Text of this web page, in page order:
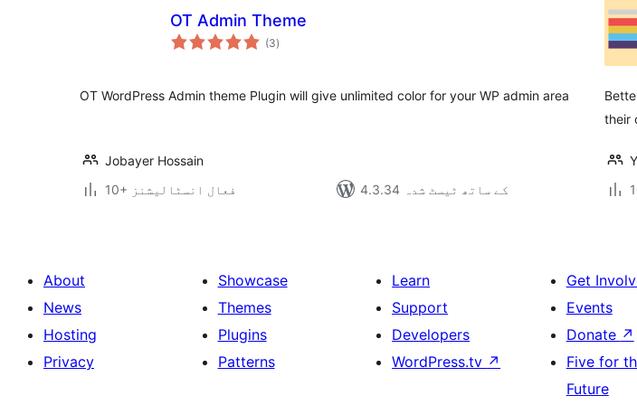
OT Admin Theme
(3مجموعی
درجہ
)
OT WordPress Admin theme Plugin will give unlimited color for your WP admin area
Jobayer Hossain
10+ فعال انسٹالیشنز
4.3.34 کے ساتھ ٹیسٹ شدہ
their
About
News
Hosting
Privacy
Showcase
Themes
Plugins
Patterns
Learn
Support
Developers
WordPress.tv ↗
Get
Events
Donate ↗
Five for
Future